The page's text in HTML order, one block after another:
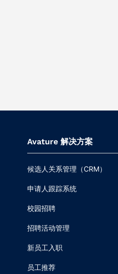
Avature 解决方案
候选人关系管理（CRM）
申请人跟踪系统
校园招聘
招聘活动管理
新员工入职
员工推荐